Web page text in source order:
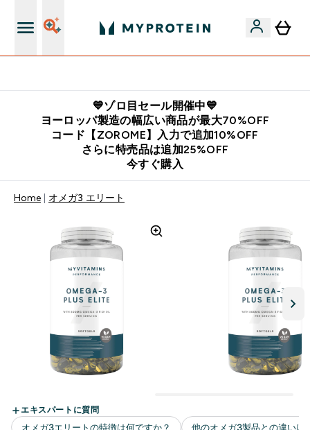
💙ゾロ目セール開催中💙
ヨーロッパ製造の幅広い商品が最大70%OFF
コード【ZOROME】入力で追加10%OFF
さらに特売品は追加25%OFF
今すぐ購入
Home オメガ3 エリート